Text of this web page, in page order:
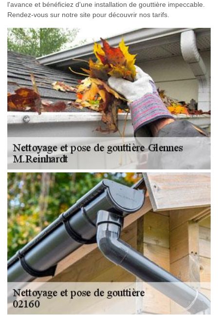
l'avance et bénéficiez d'une installation de gouttière impeccable.
Rendez-vous sur notre site pour découvrir nos tarifs.